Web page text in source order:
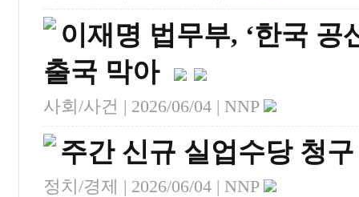
이재명 법무부, ‘한국 공
출국 막아
사회/사건 | 2026/06/04 | NNP
주간 신규 실업수당 청
정치/경제 | 2026/06/04 | NNP